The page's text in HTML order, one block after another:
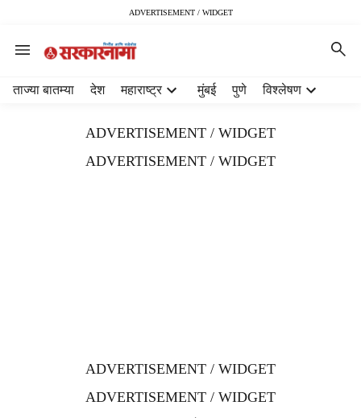
ADVERTISEMENT / WIDGET
ताज्या बातम्या देश महाराष्ट्र मुंबई पुणे विश्लेषण
ADVERTISEMENT / WIDGET
ADVERTISEMENT / WIDGET
ADVERTISEMENT / WIDGET
ADVERTISEMENT / WIDGET